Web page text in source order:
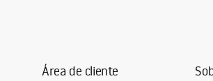
Área de cliente